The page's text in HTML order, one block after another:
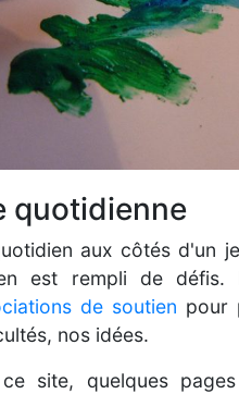
quotidienne
aux côtés d'un
est rempli de défis.
de soutien pour
nos idées.
site, quelques